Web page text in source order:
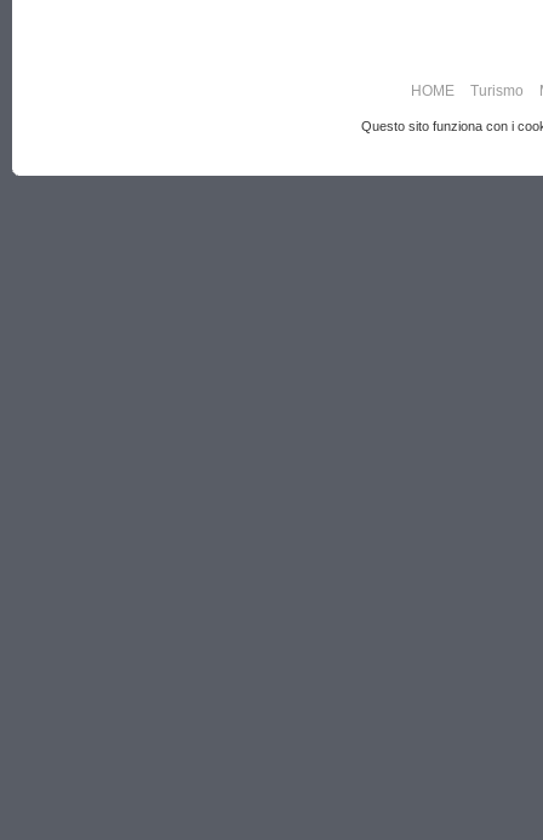
HOME Turismo
Questo sito funziona con i